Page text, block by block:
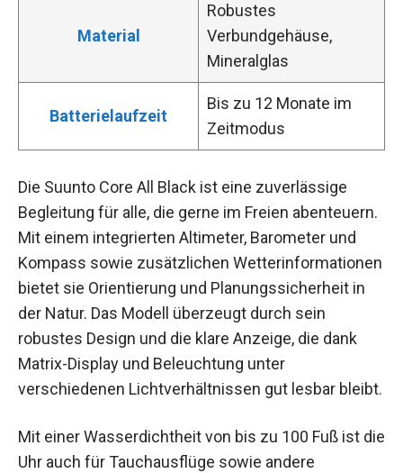
Material
Robustes
Verbundgehäuse,
Mineralglas
Batterielaufzeit
Bis zu 12 Monate im
Zeitmodus
Die Suunto Core All Black ist eine zuverlässige
Begleitung für alle, die gerne im Freien abenteuern.
Mit einem integrierten Altimeter, Barometer und
Kompass sowie zusätzlichen Wetterinformationen
bietet sie Orientierung und Planungssicherheit in
der Natur. Das Modell überzeugt durch sein
robustes Design und die klare Anzeige, die dank
Matrix-Display und Beleuchtung unter
verschiedenen Lichtverhältnissen gut lesbar bleibt.
Mit einer Wasserdichtheit von bis zu 100 Fuß ist die
Uhr auch für Tauchausflüge sowie andere